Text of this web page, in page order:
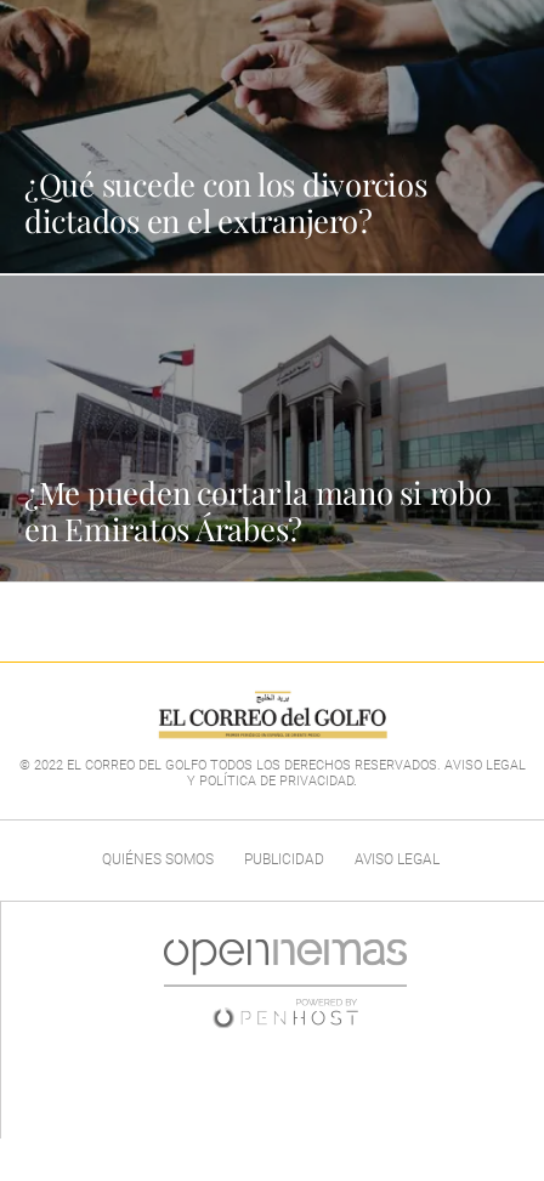
¿Qué sucede con los divorcios
dictados en el extranjero?
¿Me pueden cortar la mano si robo
en Emiratos Árabes?
© 2022 EL CORREO DEL GOLFO TODOS LOS DERECHOS RESERVADOS. AVISO LEGAL
Y POLÍTICA DE PRIVACIDAD.
QUIÉNES SOMOS PUBLICIDAD AVISO LEGAL